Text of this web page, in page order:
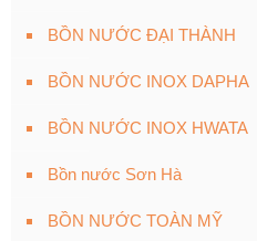
BỒN NƯỚC ĐẠI THÀNH
BỒN NƯỚC INOX DAPHA
BỒN NƯỚC INOX HWATA
Bồn nước Sơn Hà
BỒN NƯỚC TOÀN MỸ